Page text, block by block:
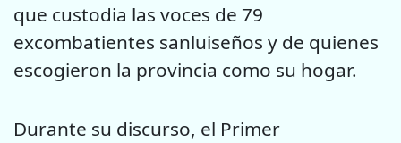
que custodia las voces de 79
excombatientes sanluiseños y de quienes
escogieron la provincia como su hogar.
Durante su discurso, el Primer